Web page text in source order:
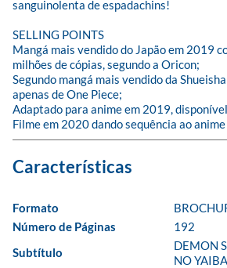
sanguinolenta de espadachins!
SELLING POINTS
Mangá mais vendido do Japão em 2019
milhões de cópias, segundo a Oricon;
Segundo mangá mais vendido da
apenas de One Piece;
Adaptado para anime em 2019,
Filme em 2020 dando sequência ao
Formato
Número de Páginas
192
Subtítulo
DEMON
NO